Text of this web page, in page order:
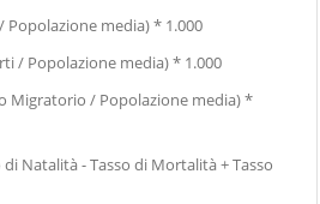
Popolazione media) * 1.000
/ Popolazione media) * 1.000
Migratorio / Popolazione media) *
di Natalità - Tasso di Mortalità + Tasso